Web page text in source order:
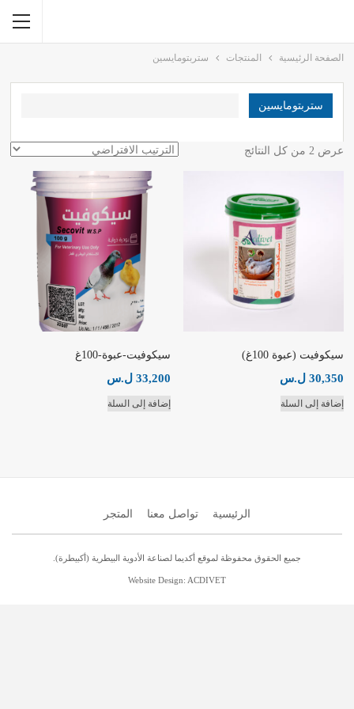
الصفحة الرئيسية المنتجات ستربتومايسين
ستربتومايسين
عرض ⁦2⁩ من كل النتائج
سيكوفيت (عبوة 100غ)
30,350 ل.س
إضافة إلى السلة
سيكوفيت-عبوة-100غ
33,200 ل.س
إضافة إلى السلة
الرئيسية تواصل معنا المتجر
جميع الحقوق محفوظة لموقع أكديما لصناعة الأدوية البيطرية (أكبيطرة).
Website Design: ACDIVET